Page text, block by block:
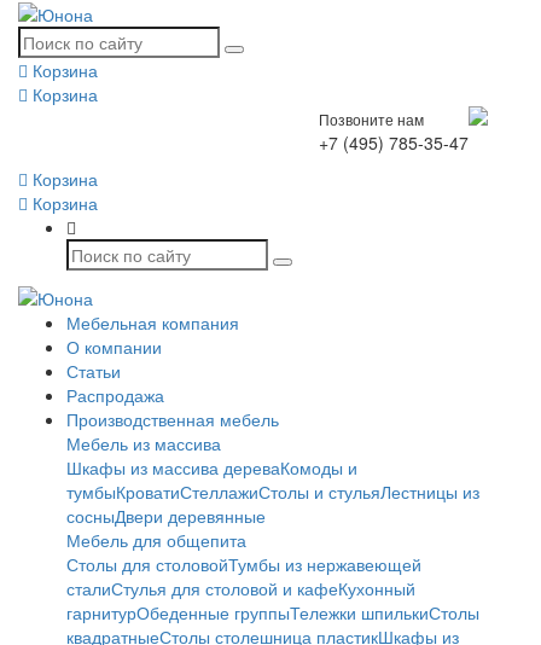
Корзина
Корзина
Позвоните нам
+7 (495) 785-35-47
Корзина
Корзина
Мебельная компания
О компании
Статьи
Распродажа
Производственная мебель
Мебель из массива
Шкафы из массива дереваКомоды и
тумбыКроватиСтеллажиСтолы и стульяЛестницы из
сосныДвери деревянные
Мебель для общепита
Столы для столовойТумбы из нержавеющей
сталиСтулья для столовой и кафеКухонный
гарнитурОбеденные группыТележки шпилькиСтолы
квадратныеСтолы столешница пластикШкафы из